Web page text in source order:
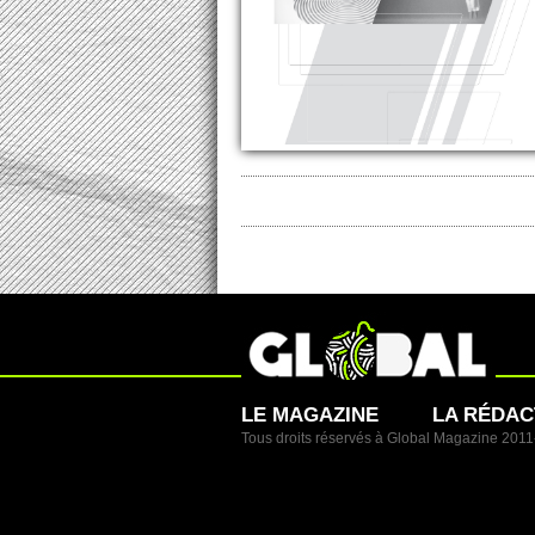
LE MAGAZINE LA
Tous droits réservés à Global Magazine